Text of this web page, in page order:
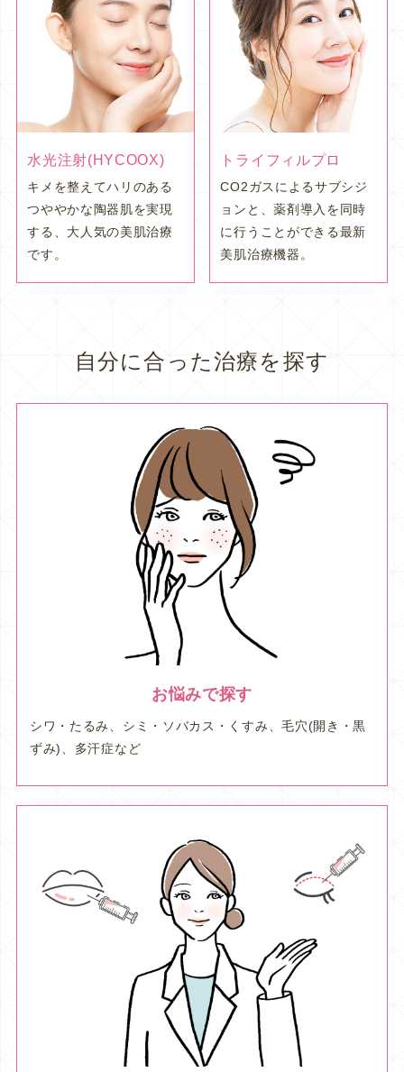
水光注射(HYCOOX)
キメを整えてハリのある
つややかな陶器肌を実現
する、大人気の美肌治療
です。
トライフィルプロ
CO2ガスによるサブシジ
ョンと、薬剤導入を同時
に行うことができる最新
美肌治療機器。
自分に合った治療を探す
お悩みで探す
シワ・たるみ、シミ・ソバカス・くすみ、毛穴(開き・黒
ずみ)、多汗症など